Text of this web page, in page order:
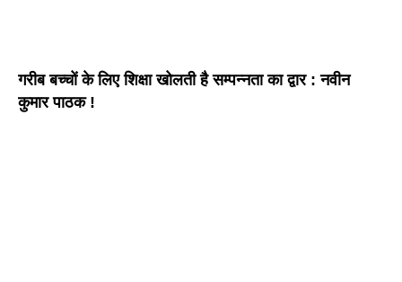
गरीब बच्चों के लिए शिक्षा खोलती है सम्पन्नता का द्वार : नवीन
कुमार पाठक !